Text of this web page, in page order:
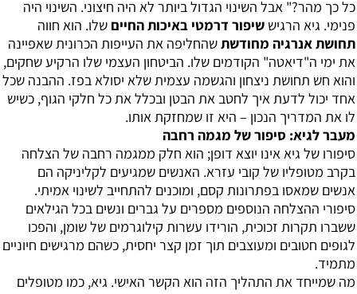
כל כך מהר?" אבל השינוי הגדול ביותר לא היה חיצוני. השינוי היה
פנימי. גיא הרגיש שיפור דרמטי באיכות החיים שלו. הוא חווה
תחושת אנרגיה מחודשתשהחליפה את העייפות הכרונית שאפיינה
את ימי ה"דיאטה" הקודמים שלו. הביטחון העצמי שלו הרקיע שחקים,
והוא חש תחושת ניצחון והגשמה עצמית שלא יסולא בפז. ההבנה שכל
אחד יכול לדעת איך לחטב את הבטן ובכלל את כל חלקי הגוף, כשיש
לו את המדריך הנכון – היא זו שמחזקת אותו.
מעבר לגיא: סיפור של מגמה רחבה
סיפורו של גיא אינו יוצא דופן; הוא חלק ממגמה רחבה של הצלחה
בקרב מטופליו של קובי עזרא. האנשים שמגיעים לקליניקה הם
אנשים שמאסו בפתרונות קסם, ומוכנים להתחייב לשינוי אמיתי.
סיפורי ההצלחה הנוספים מספרים על גברים ונשים בכל הגילאים
ששברו תקרות זכוכית, הורידו עשרות קילוגרמים של שומן, והפכו
לגופים חטובים ומעוצבים תוך זמן קצר יחסית, כשהם מרגישים חיוניים
מתמיד.
מה שמייחד את התהליך הזה הוא הקשר האישי. גיא, כמו מטופלים